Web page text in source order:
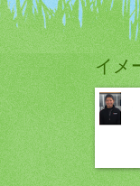
イメ